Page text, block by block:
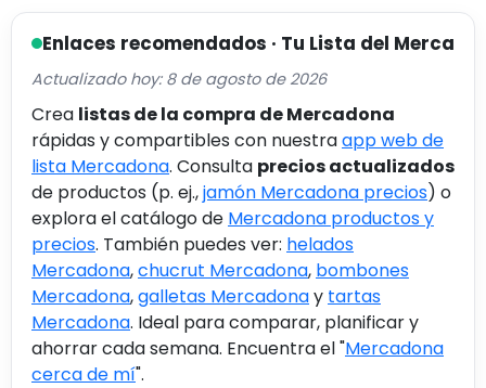
Enlaces recomendados · Tu Lista del Merca
Actualizado hoy: 8 de agosto de 2026
Crea listas de la compra de Mercadona
rápidas y compartibles con nuestraapp web de
lista Mercadona. Consulta precios actualizados
de productos (p. ej.,jamón Mercadona precios) o
explora el catálogo de Mercadona productos y
precios. También puedes ver: helados
Mercadona,chucrut Mercadona, bombones
Mercadona,galletas Mercadonay tartas
Mercadona. Ideal para comparar, planificar y
ahorrar cada semana. Encuentra el "Mercadona
cerca de mí".